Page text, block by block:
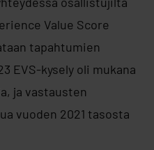
Value Score
tapahtumien
EVS-kysely oli mukana
ja vastausten
vuoden 2021 tasosta